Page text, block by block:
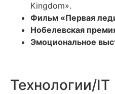
Kingdom».
Фильм «Первая
Нобелевская
Эмоциональное
Технологии/IT